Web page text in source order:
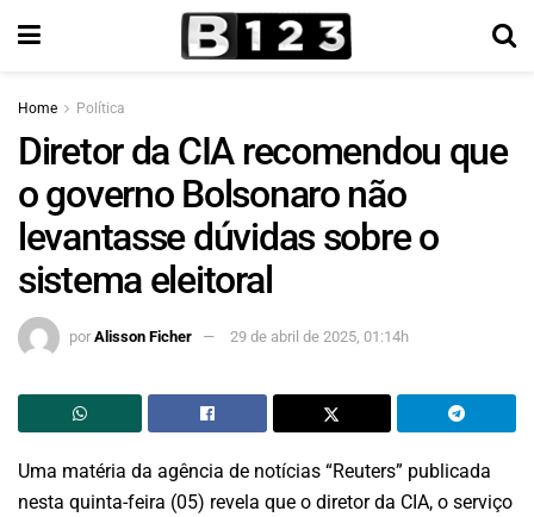
Home Política
Diretor da CIA recomendou que
o governo Bolsonaro não
levantasse dúvidas sobre o
sistema eleitoral
por Alisson Ficher 29 de abril de 2025, 01:14h
Uma matéria da agência de notícias “Reuters” publicada
nesta quinta-feira (05) revela que o diretor da CIA, o serviço